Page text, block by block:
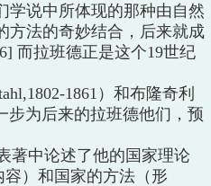
学说中所体现的那种由自然
方法的奇妙结合，后来就成
而拉班德正是这个19世纪
1861）和布隆奇利
步为后来的拉班德他们，预
著中论述了他的国家理论
）和国家的方法（形